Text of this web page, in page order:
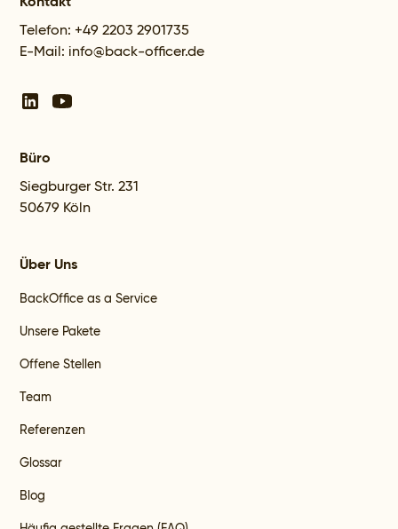
Telefon: +49 2203 2901735
E-Mail: info@back-officer.de
Büro
Siegburger Str. 231
50679 Köln
Über Uns
BackOffice as a Service
Unsere Pakete
Offene Stellen
Team
Referenzen
Glossar
Blog